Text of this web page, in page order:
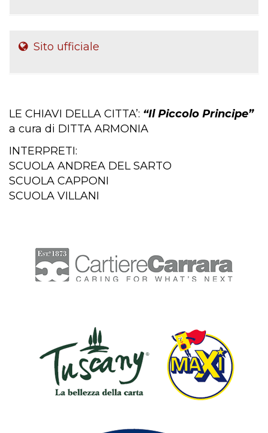
Sito ufficiale
LE CHIAVI DELLA CITTA’: “Il Piccolo Principe”
a cura di DITTA ARMONIA
INTERPRETI:
SCUOLA ANDREA DEL SARTO
SCUOLA CAPPONI
SCUOLA VILLANI